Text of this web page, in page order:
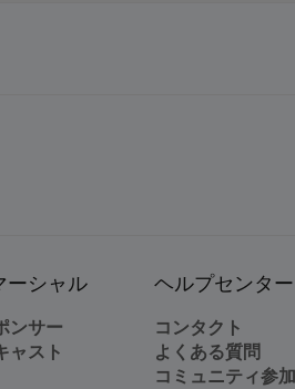
ーシャル
ンサー
ャスト
ヘルプセンター
コンタクト
よくある質問
コミュニティ参加